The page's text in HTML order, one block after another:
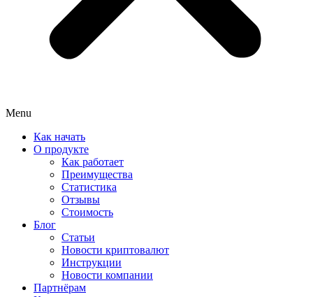
Menu
Как начать
О продукте
Как работает
Преимущества
Статистика
Отзывы
Стоимость
Блог
Статьи
Новости криптовалют
Инструкции
Новости компании
Партнёрам